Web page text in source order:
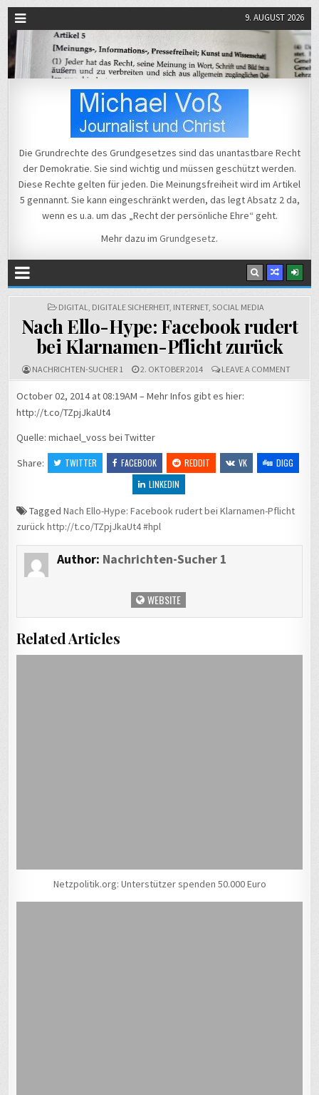
9. AUGUST 2026
Michael Voß
Die Grundrechte des Grundgesetzes sind das unantastbare Recht
der Demokratie. Sie sind wichtig und müssen geschützt werden.
Diese Rechte gelten für jeden. Die Meinungsfreiheit wird im Artikel
5 gennannt. Sie kann eingeschränkt werden, das legt Absatz 2 da,
wenn es u.a. um das „Recht der persönliche Ehre“ geht.
Mehr dazu im Grundgesetz.
POSTED
DIGITAL, DIGITALE SICHERHEIT, INTERNET, SOCIAL MEDIA
Nach Ello-Hype: Facebook rudert
bei Klarnamen-Pflicht zurück
NACHRICHTEN-SUCHER 1 2. OKTOBER 2014 LEAVE A COMMENTON
NACH
October 02, 2014 at 08:19AM – Mehr Infos gibt es hier:
http://t.co/TZpjJkaUt4
Quelle: michael_voss bei Twitter
Share:
TWITTER FACEBOOK REDDIT VK
DIGG
LINKEDIN
TaggedNach Ello-Hype: Facebook rudert bei Klarnamen-Pflicht
zurück http://t.co/TZpjJkaUt4 #hpl
Author: Nachrichten-Sucher 1
WEBSITE
Related Articles
Netzpolitik.org: Unterstützer spenden 50.000 Euro